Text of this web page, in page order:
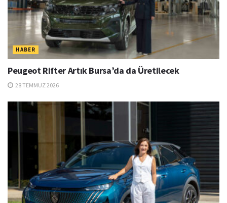
HABER
Peugeot Rifter Artık Bursa’da da Üretilecek
28 TEMMUZ 2026